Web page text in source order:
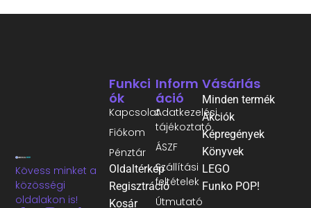
Kövess minket a
közösségi
oldalakon is!
Inform
Áció
Adatkezelési
tájékoztató
ÁSZF
Szállítási
feltételek
Útmutató
Funkci
Ók
Kapcsolat
Fiókom
Pénztár
Oldaltérkép
Regisztráció
Kosár
Vásárlás
Minden termék
Akciók
Képregények
Könyvek
LEGO
Funko POP!